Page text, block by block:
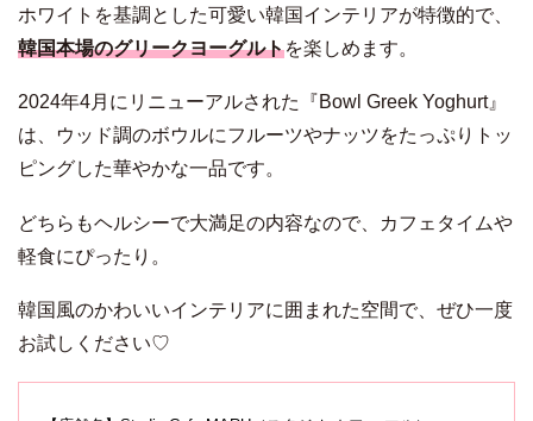
ホワイトを基調とした可愛い韓国インテリアが特徴的で、
韓国本場のグリークヨーグルトを楽しめます。
2024年4月にリニューアルされた『Bowl Greek Yoghurt』
は、ウッド調のボウルにフルーツやナッツをたっぷりトッ
ピングした華やかな一品です。
どちらもヘルシーで大満足の内容なので、カフェタイムや
軽食にぴったり。
韓国風のかわいいインテリアに囲まれた空間で、ぜひ一度
お試しください♡